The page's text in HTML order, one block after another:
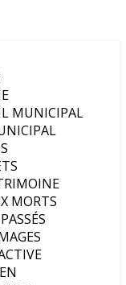
MUNICIPAL
MORTS